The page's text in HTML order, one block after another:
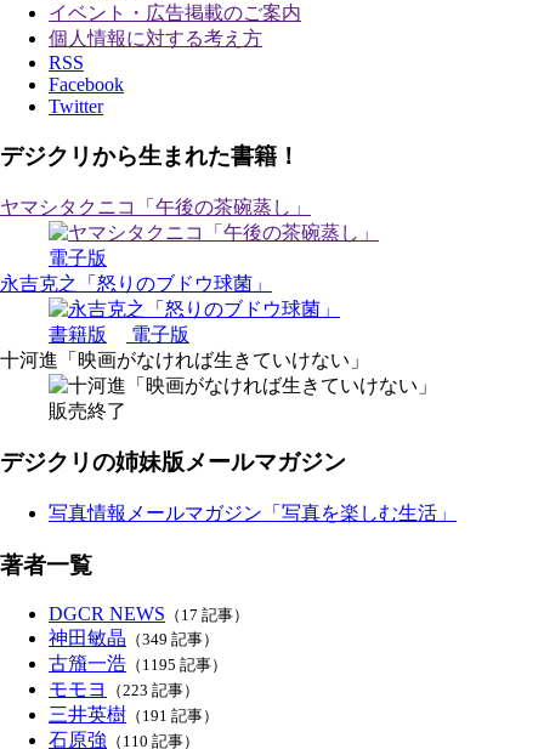
イベント・広告掲載のご案内
個人情報に対する考え方
RSS
Facebook
Twitter
デジクリから生まれた書籍！
ヤマシタクニコ「午後の茶碗蒸し」
電子版
永吉克之「怒りのブドウ球菌」
書籍版
電子版
十河進「映画がなければ生きていけない」
販売終了
デジクリの姉妹版メールマガジン
写真情報メールマガジン「写真を楽しむ生活」
著者一覧
DGCR NEWS （17 記事）
神田敏晶 （349 記事）
古籏一浩 （1195 記事）
モモヨ （223 記事）
三井英樹 （191 記事）
石原強 （110 記事）